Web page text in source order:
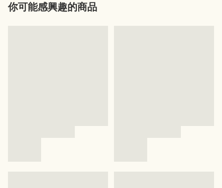
你可能感興趣的商品